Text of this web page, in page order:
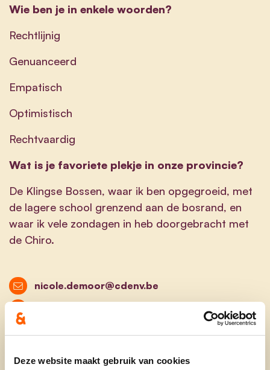
Deze website maakt gebruik van cookies
Wie ben je in enkele woorden?
Rechtlijnig
Genuanceerd
Empatisch
Optimistisch
Rechtvaardig
Wat is je favoriete plekje in onze provincie?
De Klingse Bossen, waar ik ben opgegroeid, met
de lagere school grenzend aan de bosrand, en
waar ik vele zondagen in heb doorgebracht met
de Chiro.
nicole.demoor@cdenv.be